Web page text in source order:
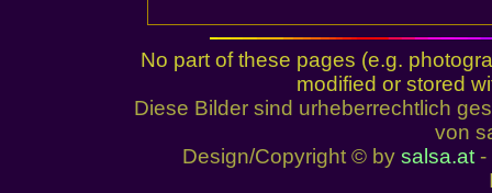
No part of these pages (e.g.
modified or stored
Diese Bilder sind urheberrechtlich
von
Design/Copyright © by salsa.at-